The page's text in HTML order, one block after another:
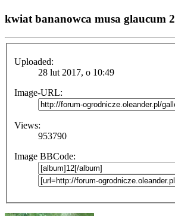
kwiat bananowca musa glaucum 2
Uploaded:
28 lut 2017, o 10:49
Image-URL:
Views:
953790
Image BBCode: